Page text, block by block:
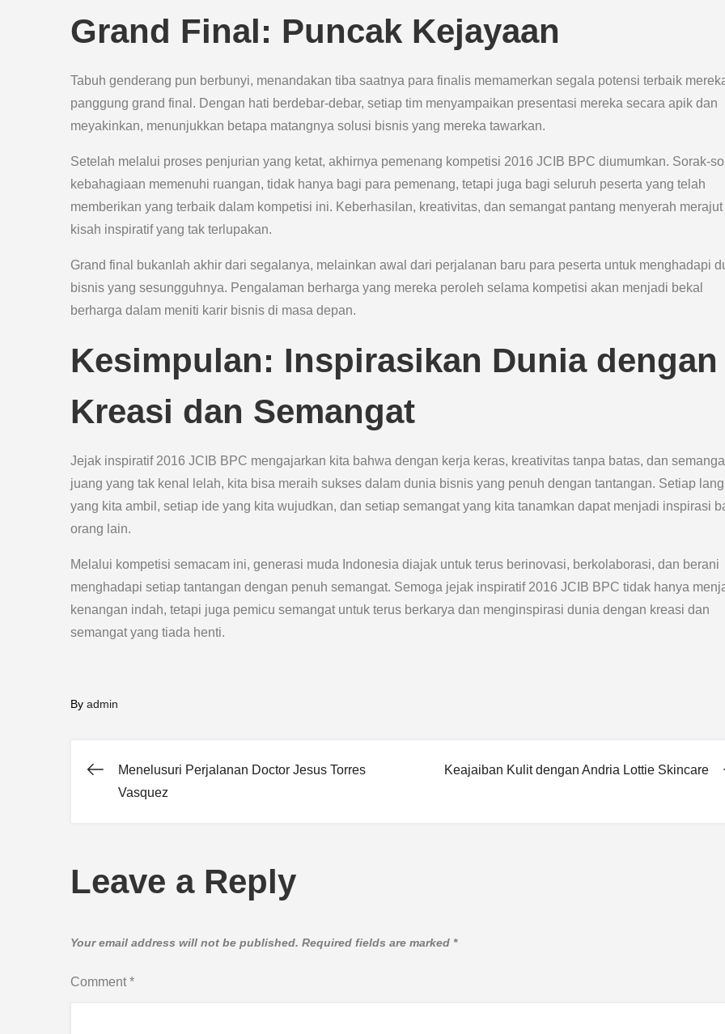
Grand Final: Puncak Kejayaan
Tabuh genderang pun berbunyi, menandakan tiba saatnya para finalis memamerkan segala potensi terbaik
panggung grand final. Dengan hati berdebar-debar, setiap tim menyampaikan presentasi mereka secara apik dan
meyakinkan, menunjukkan betapa matangnya solusi bisnis yang mereka tawarkan.
Setelah melalui proses penjurian yang ketat, akhirnya pemenang kompetisi 2016 JCIB BPC diumumkan. Sorak-
kebahagiaan memenuhi ruangan, tidak hanya bagi para pemenang, tetapi juga bagi seluruh peserta yang telah
memberikan yang terbaik dalam kompetisi ini. Keberhasilan, kreativitas, dan semangat pantang menyerah merajut
kisah inspiratif yang tak terlupakan.
Grand final bukanlah akhir dari segalanya, melainkan awal dari perjalanan baru para peserta untuk menghadapi
bisnis yang sesungguhnya. Pengalaman berharga yang mereka peroleh selama kompetisi akan menjadi bekal
berharga dalam meniti karir bisnis di masa depan.
Kesimpulan: Inspirasikan Dunia dengan
Kreasi dan Semangat
Jejak inspiratif 2016 JCIB BPC mengajarkan kita bahwa dengan kerja keras, kreativitas tanpa batas, dan
juang yang tak kenal lelah, kita bisa meraih sukses dalam dunia bisnis yang penuh dengan tantangan. Setiap
yang kita ambil, setiap ide yang kita wujudkan, dan setiap semangat yang kita tanamkan dapat menjadi inspirasi
orang lain.
Melalui kompetisi semacam ini, generasi muda Indonesia diajak untuk terus berinovasi, berkolaborasi, dan berani
menghadapi setiap tantangan dengan penuh semangat. Semoga jejak inspiratif 2016 JCIB BPC tidak hanya
kenangan indah, tetapi juga pemicu semangat untuk terus berkarya dan menginspirasi dunia dengan kreasi dan
semangat yang tiada henti.
By admin
Post
Menelusuri Perjalanan Doctor Jesus Torres
Vasquez
Keajaiban Kulit dengan Andria Lottie Skincare
Leave a Reply
Your email address will not be published. Required fields are marked *
Comment *